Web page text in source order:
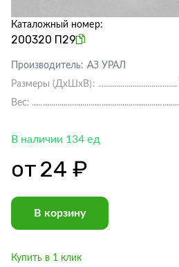
Каталожный номер:
200320 П29
Производитель: АЗ УРАЛ
Размеры (ДхШхВ):
Вес:
В наличии 134 ед
от24 ₽
В корзину
Купить в 1 клик